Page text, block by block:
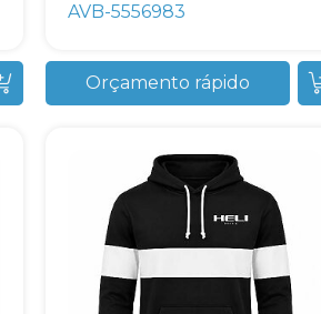
AVB-5556983
Orçamento rápido